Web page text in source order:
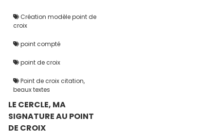
LE CERCLE, MA
SIGNATURE AU POINT
DE CROIX
Création modèle point de
croix
point compté
point de croix
Point de croix citation,
beaux textes